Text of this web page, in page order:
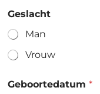
Geslacht
Man
Vrouw
Geboortedatum *